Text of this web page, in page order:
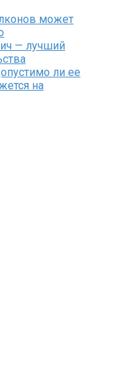
может
— лучший
ли ее
на